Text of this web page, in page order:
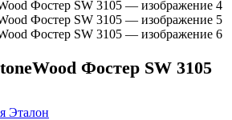
Фостер SW 3105
Эталон